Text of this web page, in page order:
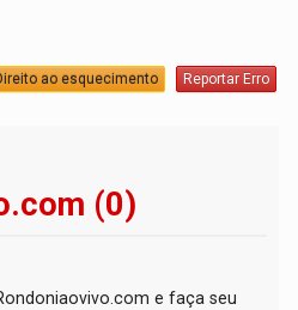
ao esquecimento Reportar Erro
(0)
e faça seu